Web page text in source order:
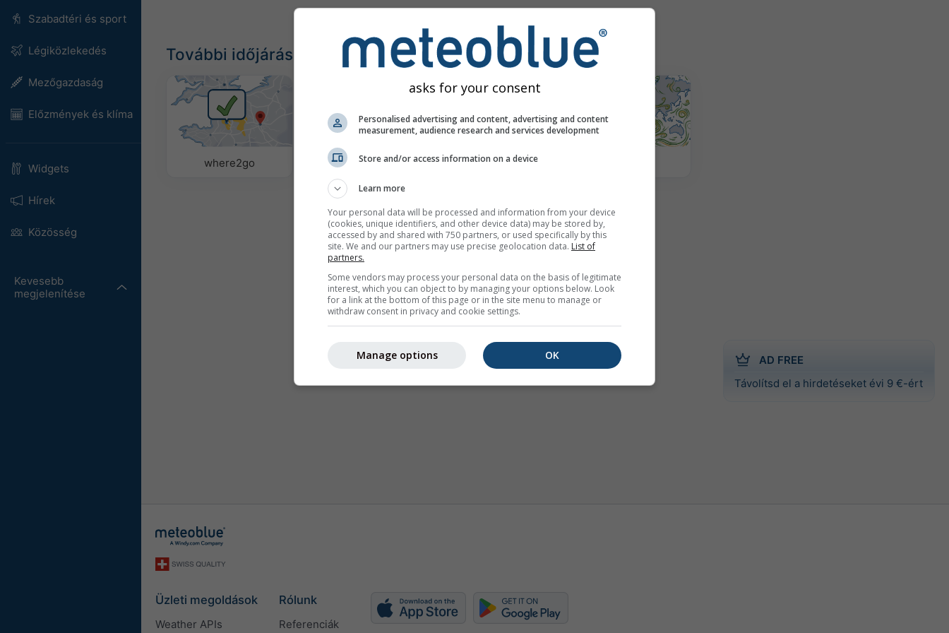
Szabadtéri és sport
Légiközlekedés
Mezőgazdaság
Előzmények és klíma
Widgets
Hírek
Közösség
Kevesebb
megjelenítése
AD FREE
Távolítsd el a hirdetéseket évi 9 €-ért
További időjárási adatok
where2go Időjárási térképek Meteogramok
Üzleti megoldások
Weather APIs
Rólunk
Referenciák
asks for your consent
Personalised advertising and content, advertising and content
measurement, audience research and services development
Store and/or access information on a device
Learn more
Your personal data will be processed and information from your device
(cookies, unique identifiers, and other device data) may be stored by,
accessed by and shared with 750 partners, or used specifically by this
site. We and our partners may use precise geolocation data. List of
partners.
Some vendors may process your personal data on the basis of legitimate
interest, which you can object to by managing your options below. Look
for a link at the bottom of this page or in the site menu to manage or
withdraw consent in privacy and cookie settings.
OK
Manage options